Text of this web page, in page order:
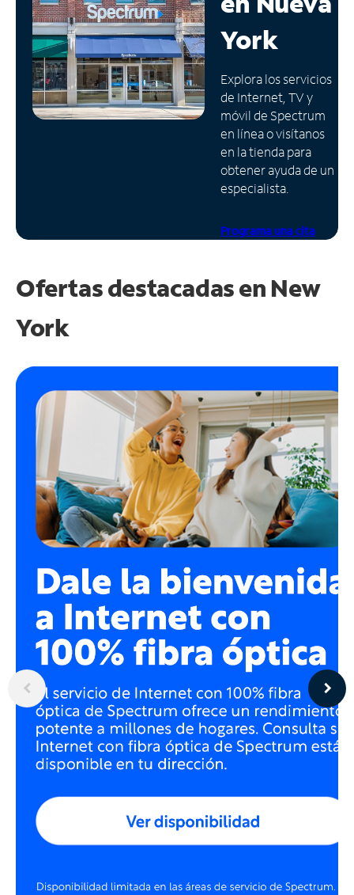
Administrar
cuenta
Encuentra
una
tienda
York
Explora los servicios
de Internet, TV y
móvil de Spectrum
en línea o visítanos
en la tienda para
obtener ayuda de un
especialista.
Programa una cita
Ofertas destacadas en New
York